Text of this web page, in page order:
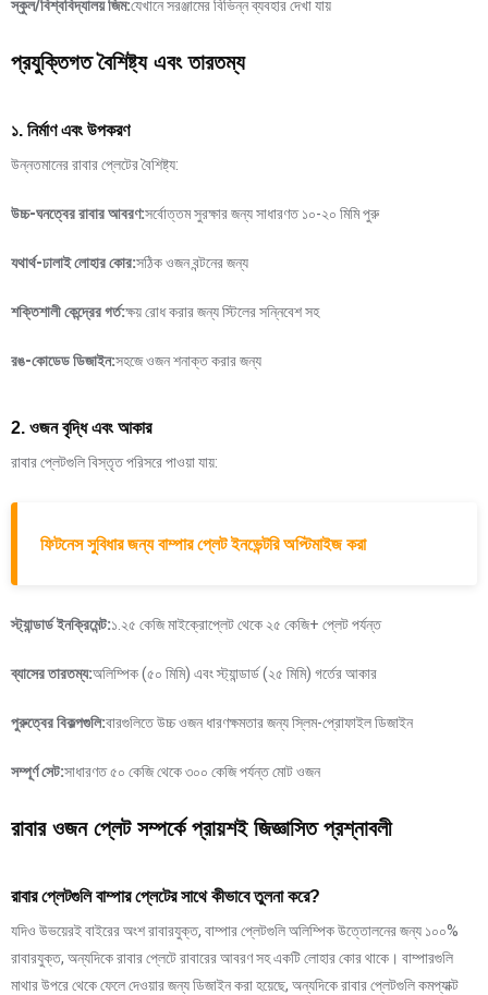
স্কুল/বিশ্ববিদ্যালয় জিম:যেখানে সরঞ্জামের বিভিন্ন ব্যবহার দেখা যায়
প্রযুক্তিগত বৈশিষ্ট্য এবং তারতম্য
১. নির্মাণ এবং উপকরণ
উন্নতমানের রাবার প্লেটের বৈশিষ্ট্য:
উচ্চ-ঘনত্বের রাবার আবরণ:সর্বোত্তম সুরক্ষার জন্য সাধারণত ১০-২০ মিমি পুরু
যথার্থ-ঢালাই লোহার কোর:সঠিক ওজন বন্টনের জন্য
শক্তিশালী কেন্দ্রের গর্ত:ক্ষয় রোধ করার জন্য স্টিলের সন্নিবেশ সহ
রঙ-কোডেড ডিজাইন:সহজে ওজন শনাক্ত করার জন্য
2. ওজন বৃদ্ধি এবং আকার
রাবার প্লেটগুলি বিস্তৃত পরিসরে পাওয়া যায়:
ফিটনেস সুবিধার জন্য বাম্পার প্লেট ইনভেন্টরি অপ্টিমাইজ করা
স্ট্যান্ডার্ড ইনক্রিমেন্ট:১.২৫ কেজি মাইক্রোপ্লেট থেকে ২৫ কেজি+ প্লেট পর্যন্ত
ব্যাসের তারতম্য:অলিম্পিক (৫০ মিমি) এবং স্ট্যান্ডার্ড (২৫ মিমি) গর্তের আকার
পুরুত্বের বিকল্পগুলি:বারগুলিতে উচ্চ ওজন ধারণক্ষমতার জন্য স্লিম-প্রোফাইল ডিজাইন
সম্পূর্ণ সেট:সাধারণত ৫০ কেজি থেকে ৩০০ কেজি পর্যন্ত মোট ওজন
রাবার ওজন প্লেট সম্পর্কে প্রায়শই জিজ্ঞাসিত প্রশ্নাবলী
রাবার প্লেটগুলি বাম্পার প্লেটের সাথে কীভাবে তুলনা করে?
যদিও উভয়েরই বাইরের অংশ রাবারযুক্ত, বাম্পার প্লেটগুলি অলিম্পিক উত্তোলনের জন্য ১০০%
রাবারযুক্ত, অন্যদিকে রাবার প্লেটে রাবারের আবরণ সহ একটি লোহার কোর থাকে। বাম্পারগুলি
মাথার উপরে থেকে ফেলে দেওয়ার জন্য ডিজাইন করা হয়েছে, অন্যদিকে রাবার প্লেটগুলি কমপ্যাক্ট